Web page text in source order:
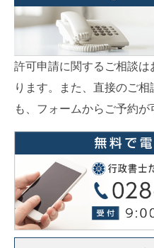
許可申請に関するご相談
ります。また、直接のご
も、フォームからご予約が